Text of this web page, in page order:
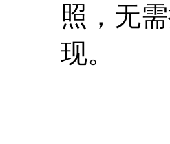
照，无
现。